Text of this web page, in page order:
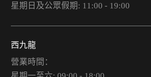
星期日及公眾假期: 11:00 - 19:00
西九龍
營業時間：